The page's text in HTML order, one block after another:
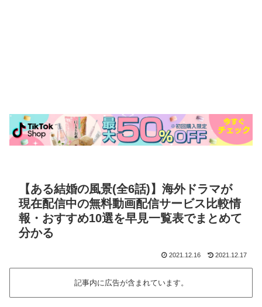
【ある結婚の風景(全6話)】海外ドラマが
現在配信中の無料動画配信サービス比較情
報・おすすめ10選を早見一覧表でまとめて
分かる
2021.12.16 2021.12.17
記事内に広告が含まれています。